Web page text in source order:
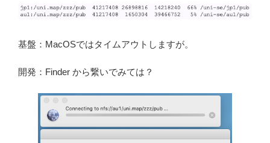
基盤：MacOSではタイムアウトしますが。
開発：Finder から繋いでみては？